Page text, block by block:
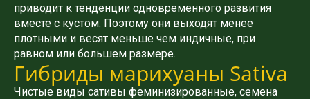
приводит к тенденции одновременного развития
вместе с кустом. Поэтому они выходят менее
плотными и весят меньше чем индичные, при
равном или большем размере.
Гибриды марихуаны Sativa
Чистые виды сативы феминизированные, семена